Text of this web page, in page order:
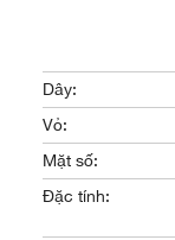
Dây:
Vỏ:
Mặt số:
Đặc tính: